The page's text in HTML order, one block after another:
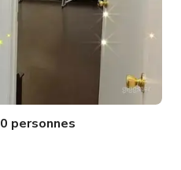
personnes